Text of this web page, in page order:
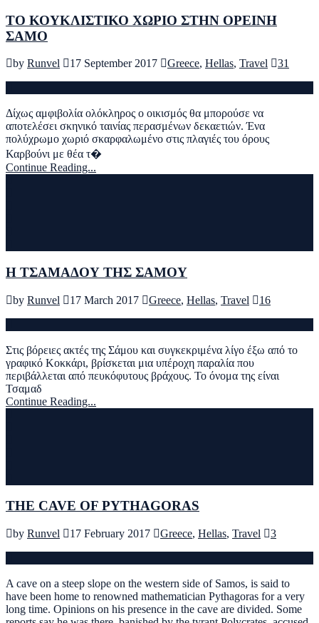
ΤΟ ΚΟΥΚΛΙΣΤΙΚΟ ΧΩΡΙΟ ΣΤΗΝ ΟΡΕΙΝΗ
ΣΑΜΟ
by Runvel 17 September 2017 Greece, Hellas, Travel 31
Δίχως αμφιβολία ολόκληρος ο οικισμός θα μπορούσε να
αποτελέσει σκηνικό ταινίας περασμένων δεκαετιών. Ένα
πολύχρωμο χωριό σκαρφαλωμένο στις πλαγιές του όρους
Καρβούνι με θέα τ�
Continue Reading...
Η ΤΣΑΜΑΔΟΥ ΤΗΣ ΣΑΜΟΥ
by Runvel 17 March 2017 Greece, Hellas, Travel 16
Στις βόρειες ακτές της Σάμου και συγκεκριμένα λίγο έξω από το
γραφικό Κοκκάρι, βρίσκεται μια υπέροχη παραλία που
περιβάλλεται από πευκόφυτους βράχους. Το όνομα της είναι
Τσαμαδ
Continue Reading...
THE CAVE OF PYTHAGORAS
by Runvel 17 February 2017 Greece, Hellas, Travel 3
A cave on a steep slope on the western side of Samos, is said to
have been home to renowned mathematician Pythagoras for a very
long time. Opinions on his presence in the cave are divided. Some